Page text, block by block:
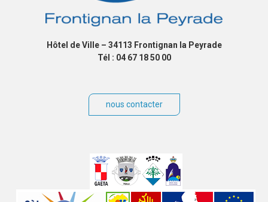
Hôtel de Ville – 34113 Frontignan la Peyrade
Tél : 04 67 18 50 00
nous contacter